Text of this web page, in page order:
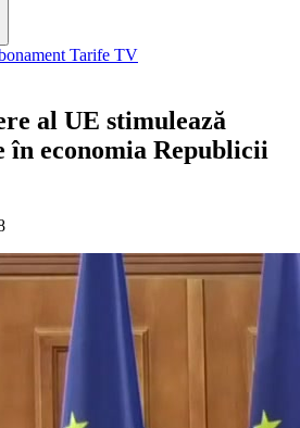
Tarife TV
al UE stimulează
economia Republicii